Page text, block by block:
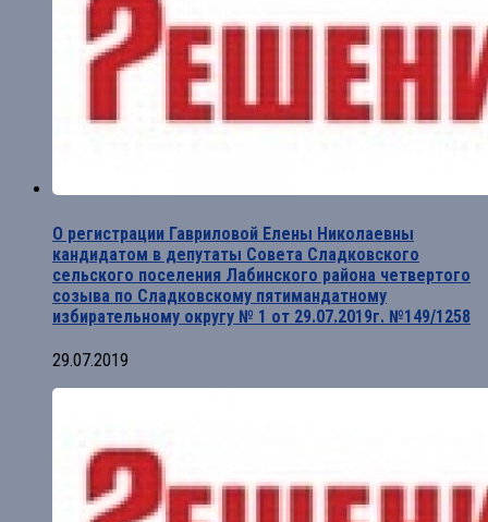
О регистрации Гавриловой Елены Николаевны
кандидатом в депутаты Совета Сладковского
сельского поселения Лабинского района четвертого
созыва по Сладковскому пятимандатному
избирательному округу № 1 от 29.07.2019г. №149/1258
29.07.2019